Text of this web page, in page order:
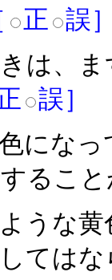
正
誤
は、
誤］
にな
るこ
うな
ては